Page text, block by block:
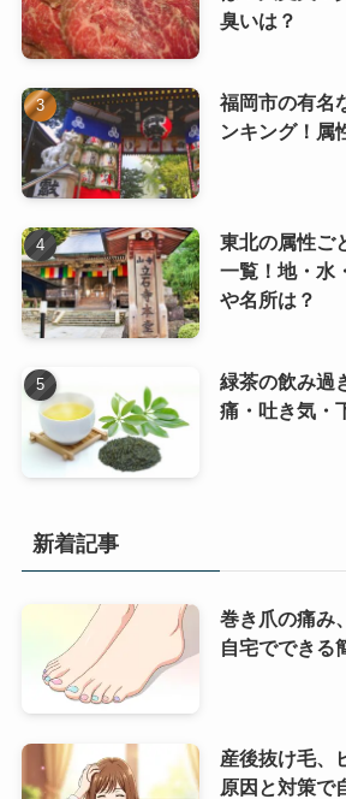
臭いは？
福岡市の有名
ンキング！属
東北の属性ご
一覧！地・水
や名所は？
緑茶の飲み過
痛・吐き気・
新着記事
巻き爪の痛み
自宅でできる
産後抜け毛、
原因と対策で